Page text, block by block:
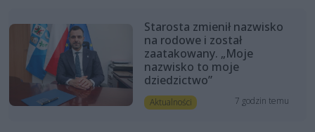
Starosta zmienił nazwisko
na rodowe i został
zaatakowany. „Moje
nazwisko to moje
dziedzictwo”
Aktualności 7 godzin temu